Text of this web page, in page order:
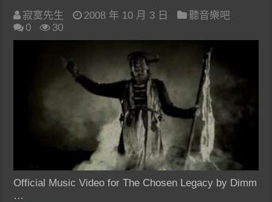
寂寞先生 2008 年 10 月 3 日
聽音樂吧
0
30
Official Music Video for The Chosen Legacy by Dimm
…